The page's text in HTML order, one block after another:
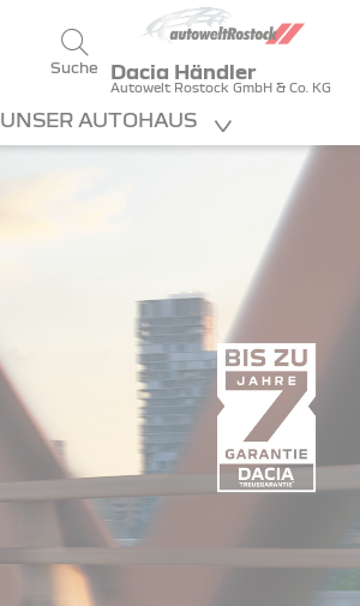
Suche Dacia Händler
Autowelt Rostock GmbH & Co. KG
UNSER AUTOHAUS